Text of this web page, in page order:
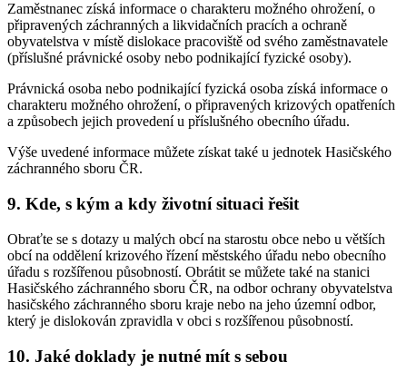
Zaměstnanec získá informace o charakteru možného ohrožení, o
připravených záchranných a likvidačních pracích a ochraně
obyvatelstva v místě dislokace pracoviště od svého zaměstnavatele
(příslušné právnické osoby nebo podnikající fyzické osoby).
Právnická osoba nebo podnikající fyzická osoba získá informace o
charakteru možného ohrožení, o připravených krizových opatřeních
a způsobech jejich provedení u příslušného obecního úřadu.
Výše uvedené informace můžete získat také u jednotek Hasičského
záchranného sboru ČR.
9. Kde, s kým a kdy životní situaci řešit
Obraťte se s dotazy u malých obcí na starostu obce nebo u větších
obcí na oddělení krizového řízení městského úřadu nebo obecního
úřadu s rozšířenou působností. Obrátit se můžete také na stanici
Hasičského záchranného sboru ČR, na odbor ochrany obyvatelstva
hasičského záchranného sboru kraje nebo na jeho územní odbor,
který je dislokován zpravidla v obci s rozšířenou působností.
10. Jaké doklady je nutné mít s sebou